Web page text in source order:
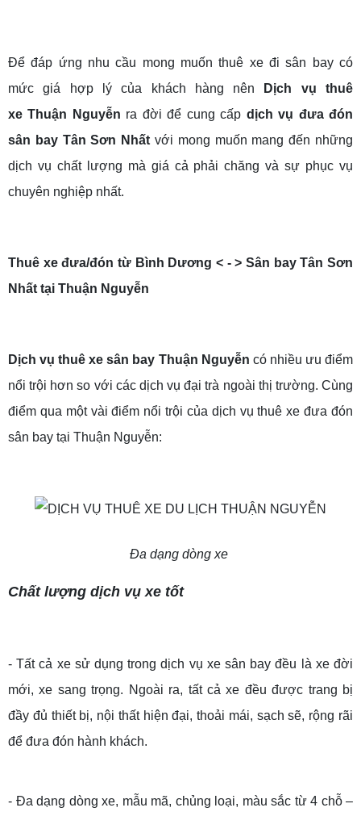
Để đáp ứng nhu cầu mong muốn thuê xe đi sân bay có
mức giá hợp lý của khách hàng nên
Dịch vụ thuê
xe Thuận Nguyễn ra đời để cung cấp dịch vụ đưa đón
sân bay Tân Sơn Nhất với mong muốn mang đến những
dịch vụ chất lượng mà giá cả phải chăng và sự phục vụ
chuyên nghiệp nhất.
Thuê xe đưa/đón từ Bình Dương < - > Sân bay Tân Sơn
Nhất tại Thuận Nguyễn
Dịch vụ thuê xe sân bay Thuận Nguyễn có nhiều ưu điểm
nổi trội hơn so với các dịch vụ đại trà ngoài thị trường. Cùng
điểm qua một vài điểm nổi trội của dịch vụ thuê xe đưa đón
sân bay tại Thuận Nguyễn:
Đa dạng dòng xe
Chất lượng dịch vụ xe tốt
- Tất cả xe sử dụng trong dịch vụ xe sân bay đều là xe đời
mới, xe sang trọng. Ngoài ra, tất cả xe đều được trang bị
đầy đủ thiết bị, nội thất hiện đại, thoải mái, sạch sẽ, rộng rãi
để đưa đón hành khách.
- Đa dạng dòng xe, mẫu mã, chủng loại, màu sắc từ 4 chỗ –